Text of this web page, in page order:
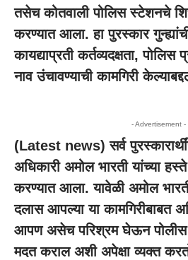
तसेच कोतवाली पोलिस स्टेशनचे
करण्यात आला. हा पुरस्कार गुन्ह्यांची
कायद्याप्रती कर्तव्यदक्षता,
नाव उंचावण्याची कामगिरी
- Advertisement -
(Latest news) सर्व
अधिकारी अमोल भारती यांच्या
करण्यात आला. यावेळी अमोल
दलास आपल्या या कामगिरीबाबत
आपण असेच परिश्रम घेऊन पोलीस
मदत कराल अशी अपेक्षा व्यक्त